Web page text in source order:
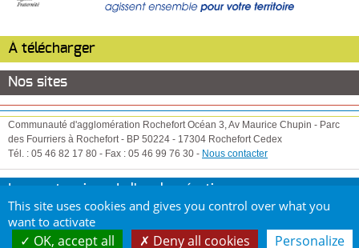
À télécharger
Nos sites
Communauté d'agglomération Rochefort Océan 3, Av Maurice Chupin - Parc
des Fourriers à Rochefort- BP 50224 - 17304 Rochefort Cedex
Tél. : 05 46 82 17 80 - Fax : 05 46 99 76 30 - Nous contacter
Les partenaires de l'agglomération
Copyright Communauté d'agglomération Rochefort Océan - Tous droits
réservés
This site uses cookies and gives you control over what you
want to activate
OK, accept all Deny all cookies Personalize